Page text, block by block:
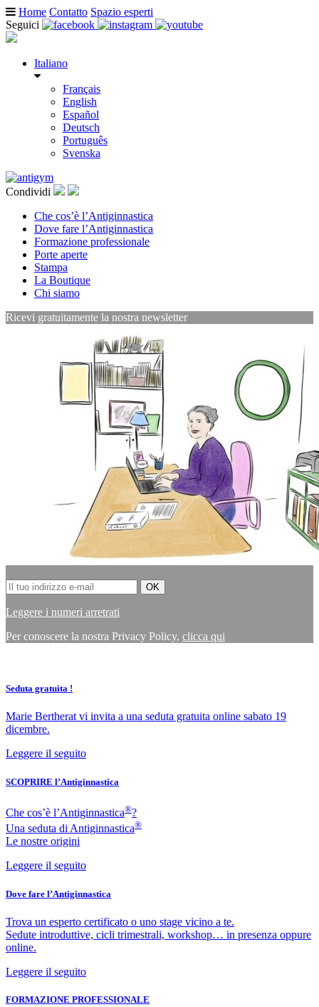
Home Contatto Spazio esperti
Seguici
Italiano
Français
English
Español
Deutsch
Português
Svenska
Condividi
Che cos’è l’Antiginnastica
Dove fare l’Antiginnastica
Formazione professionale
Porte aperte
Stampa
La Boutique
Chi siamo
Ricevi gratuitamente la nostra newsletter
Leggere i numeri arretrati
Per conoscere la nostra Privacy Policy, clicca qui
Seduta gratuita !
Marie Bertherat vi invita a una seduta gratuita online sabato 19
dicembre.
Leggere il seguito
SCOPRIRE l’Antiginnastica
Che cos’è l’Antiginnastica®?
Una seduta di Antiginnastica®
Le nostre origini
Leggere il seguito
Dove fare l’Antiginnastica
Trova un esperto certificato o uno stage vicino a te.
Sedute introduttive, cicli trimestrali, workshop… in presenza oppure
online.
Leggere il seguito
FORMAZIONE PROFESSIONALE